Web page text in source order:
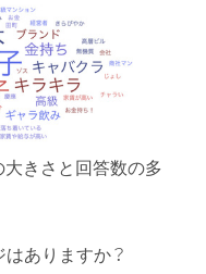
大きさと回答数の多
ありますか？